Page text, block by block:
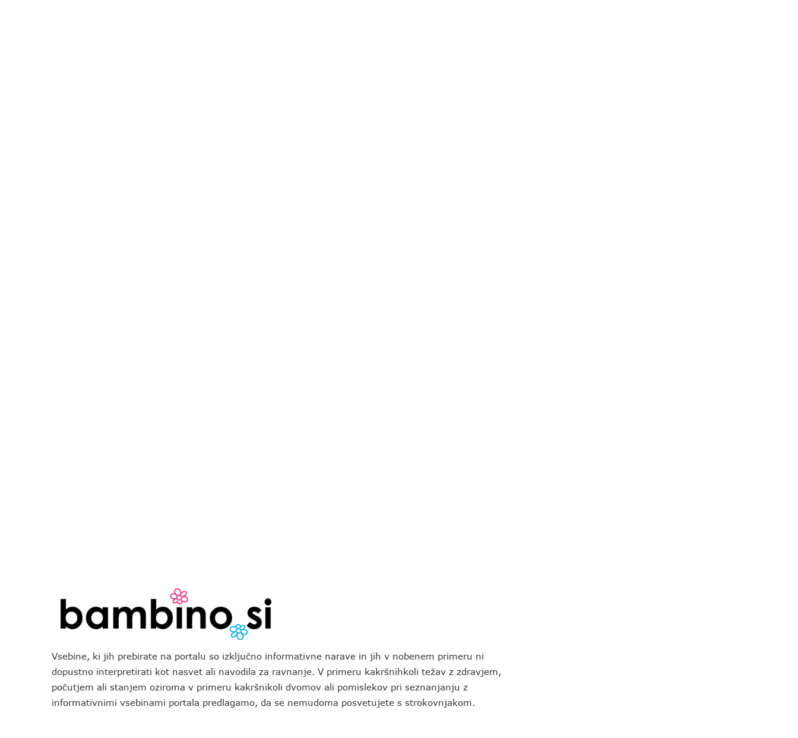
Vsebine, ki jih prebirate na portalu so izključno informativne narave in jih v nobenem primeru ni
dopustno interpretirati kot nasvet ali navodila za ravnanje. V primeru kakršnihkoli težav z zdravjem,
počutjem ali stanjem oziroma v primeru kakršnikoli dvomov ali pomislekov pri seznanjanju z
informativnimi vsebinami portala predlagamo, da se nemudoma posvetujete s strokovnjakom.